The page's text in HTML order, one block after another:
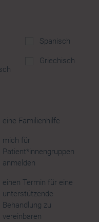
Spanisch
Griechisch
eine Familienhilfe
mich für
Patient*innengruppen
anmelden
einen Termin für eine
unterstützende
Behandlung zu
vereinbaren